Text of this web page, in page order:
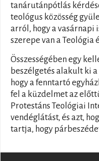
tanárutánpótlás
teológus közösség
arról, hogy a vasárnapi
szerepe van a Teológia
Összességében egy
beszélgetés alakult ki
hogy a fenntartó
fel a küzdelmet az
Protestáns Teológiai
vendéglátást, és azt,
tartja, hogy